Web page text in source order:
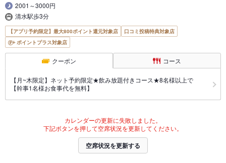
2001～3000円
清水駅歩3分
【アプリ予約限定】最大800ポイント還元対象店
口コミ投稿特典対象店
ポイントプラス対象店
クーポン コース
【月~木限定】ネット予約限定★飲み放題付きコース★8名様以上で
【幹事1名様お食事代を無料】
カレンダーの更新に失敗しました。
下記ボタンを押して空席状況を更新してください。
空席状況を更新する